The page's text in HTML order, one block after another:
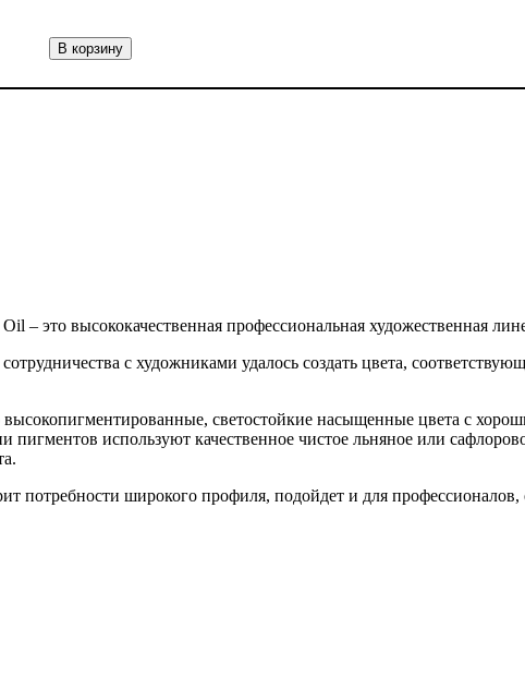
В корзину
– это высококачественная профессиональная художественная
с художниками удалось создать цвета,
светостойкие насыщенные цвета с
используют качественное чистое льняное или
потребности широкого профиля, подойдет и для